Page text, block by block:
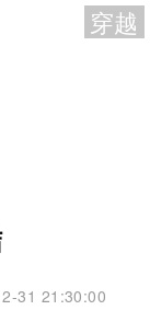
31 21:30:00
穿越